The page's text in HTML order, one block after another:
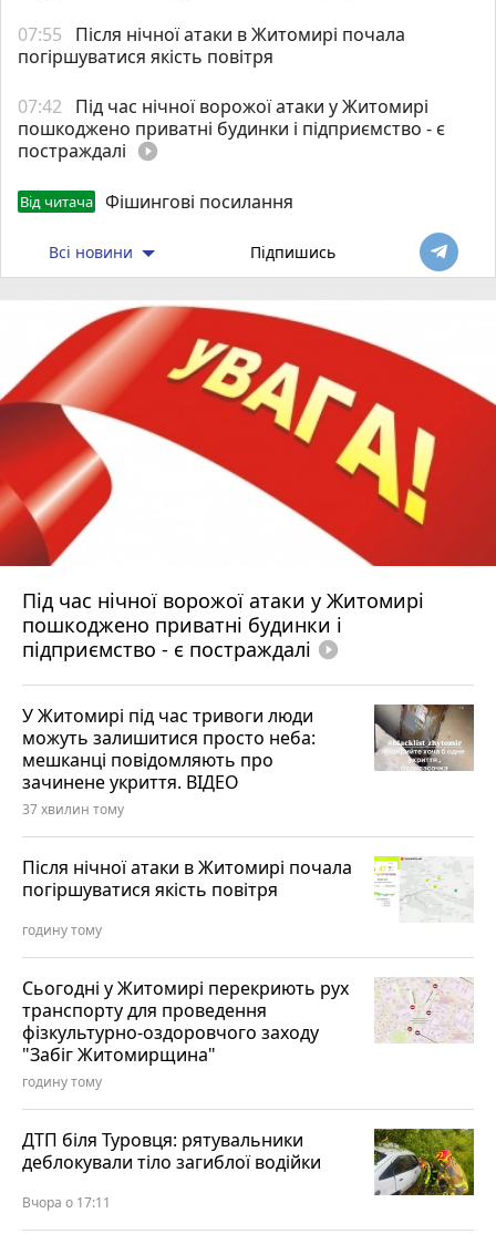
07:55
Після нічної атаки в Житомирі почала
погіршуватися якість повітря
07:42
Під час нічної ворожої атаки у Житомирі
пошкоджено приватні будинки і підприємство - є
постраждалі play_circle_filled
Від читача Фішингові посилання
Всі новини Підпишись
Під час нічної ворожої атаки у Житомирі
пошкоджено приватні будинки і
підприємство - є постраждалі play_circle_filled
У Житомирі під час тривоги люди
можуть залишитися просто неба:
мешканці повідомляють про
зачинене укриття. ВІДЕО
37 хвилин тому
Після нічної атаки в Житомирі почала
погіршуватися якість повітря
годину тому
Сьогодні у Житомирі перекриють рух
транспорту для проведення
фізкультурно-оздоровчого заходу
"Забіг Житомирщина"
годину тому
ДТП біля Туровця: рятувальники
деблокували тіло загиблої водійки
Вчора о 17:11